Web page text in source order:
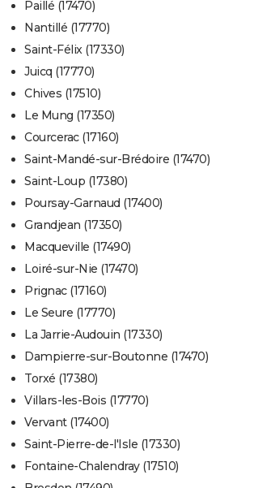
Paillé (17470)
Nantillé (17770)
Saint-Félix (17330)
Juicq (17770)
Chives (17510)
Le Mung (17350)
Courcerac (17160)
Saint-Mandé-sur-Brédoire (17470)
Saint-Loup (17380)
Poursay-Garnaud (17400)
Grandjean (17350)
Macqueville (17490)
Loiré-sur-Nie (17470)
Prignac (17160)
Le Seure (17770)
La Jarrie-Audouin (17330)
Dampierre-sur-Boutonne (17470)
Torxé (17380)
Villars-les-Bois (17770)
Vervant (17400)
Saint-Pierre-de-l'Isle (17330)
Fontaine-Chalendray (17510)